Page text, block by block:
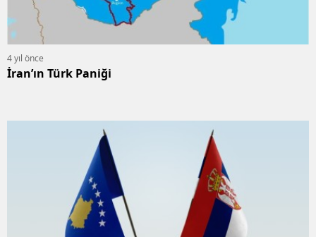
4 yıl önce
İran’ın Türk Paniği